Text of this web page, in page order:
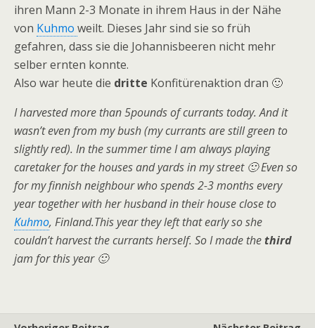
ihren Mann 2-3 Monate in ihrem Haus in der Nähe
von Kuhmo weilt. Dieses Jahr sind sie so früh
gefahren, dass sie die Johannisbeeren nicht mehr
selber ernten konnte.
Also war heute die dritte Konfitürenaktion dran 🙂
I harvested more than 5pounds of currants today. And it
wasn’t even from my bush (my currants are still green to
slightly red). In the summer time I am always playing
caretaker for the houses and yards in my street 🙂 Even so
for my finnish neighbour who spends 2-3 months every
year together with her husband in their house close to
Kuhmo, Finland.This year they left that early so she
couldn’t harvest the currants herself. So I made thethird
jam for this year 🙂